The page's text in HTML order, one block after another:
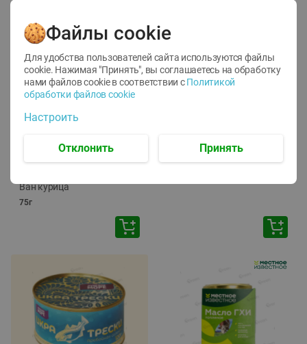
12
1.05 руб./
руб./шт
Корм влаж. для кош. с
Ван курица
75г
ТОФУ Vegetus ТВЕРДЫЙ
Файлы cookie
Для удобства пользователей сайта используются файлы
cookie. Нажимая "Принять", вы соглашаетесь на обработку
нами файлов cookie в соответствии с Политикой
обработки файлов cookie
Настроить
Отклонить Принять